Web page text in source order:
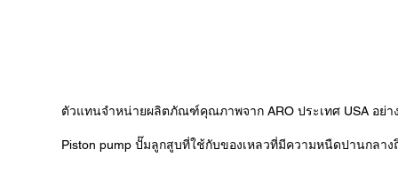
ตัวแทนจำหน่ายผลิตภัณฑ์คุณภาพจาก ARO ประเทศ USA อย่
Piston pump ปั๊มลูกสูบที่ใช้กับของเหลวที่มีความหนืดปานกลาง